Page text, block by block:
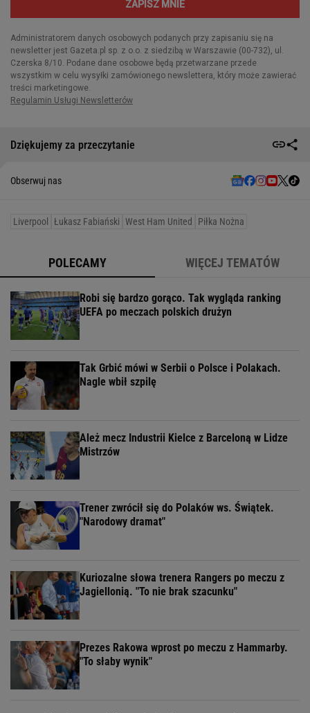
Dziękujemy za przeczytanie
Obserwuj nas
Liverpool Łukasz Fabiański West Ham United Piłka Nożna
POLECAMY WIĘCEJ TEMATÓW
Robi się bardzo gorąco. Tak wygląda ranking
UEFA po meczach polskich drużyn
Tak Grbić mówi w Serbii o Polsce i Polakach.
Nagle wbił szpilę
Ależ mecz Industrii Kielce z Barceloną w Lidze
Mistrzów
Trener zwrócił się do Polaków ws. Świątek.
"Narodowy dramat"
Kuriozalne słowa trenera Rangers po meczu z
Jagiellonią. "To nie brak szacunku"
Prezes Rakowa wprost po meczu z Hammarby.
"To słaby wynik"